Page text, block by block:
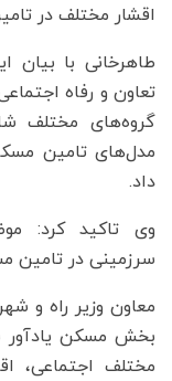
اقشار مختلف در
طاهرخانی با بیان
تعاون و رفاه
گروه‌های مختلف
مدل‌های تامین
داد.
وی تاکید کرد:
سرزمینی در تامین
معاون وزیر راه و
بخش مسکن یادآور
مختلف اجتماعی،